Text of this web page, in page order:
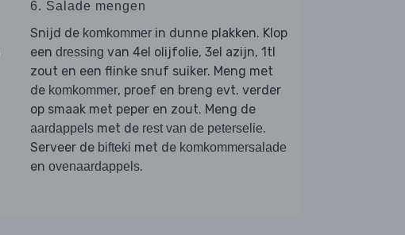
6. Salade mengen
Snijd de komkommer in dunne plakken. Klop
een dressing van 4el olijfolie, 3el azijn, 1tl
zout en een flinke snuf suiker. Meng met
de komkommer, proef en breng evt. verder
op smaak met peper en zout. Meng de
aardappels met de rest van de peterselie.
Serveer de bifteki met de komkommersalade
en ovenaardappels.